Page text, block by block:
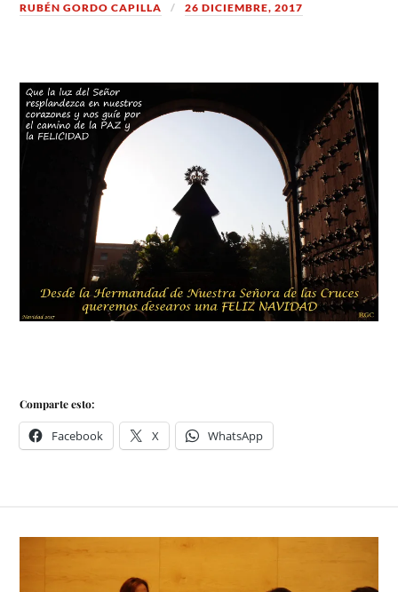
RUBÉN GORDO CAPILLA 26 DICIEMBRE, 2017
Comparte esto:
Facebook X WhatsApp